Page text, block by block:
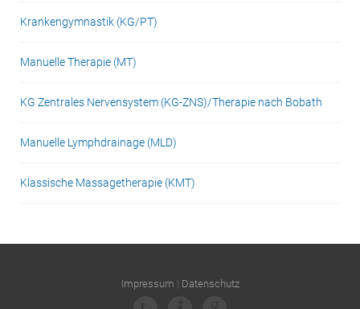
Krankengymnastik (KG/PT)
Manuelle Therapie (MT)
KG Zentrales Nervensystem (KG-ZNS)/Therapie nach Bobath
Manuelle Lymphdrainage (MLD)
Klassische Massagetherapie (KMT)
Impressum | Datenschutz